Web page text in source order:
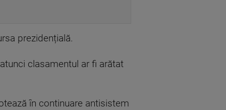
prezidențială.
clasamentul ar fi arătat
în continuare antisistem